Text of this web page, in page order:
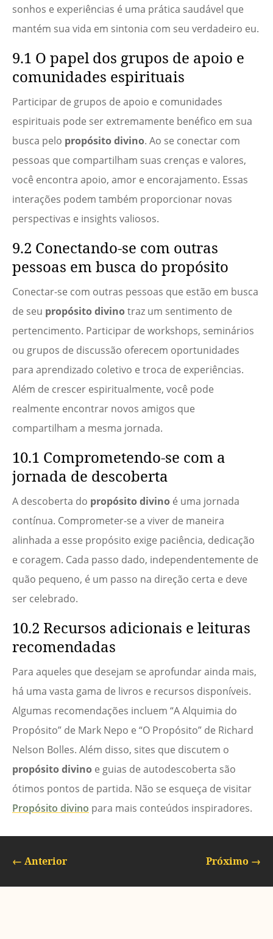
sonhos e experiências é uma prática saudável que
mantém sua vida em sintonia com seu verdadeiro eu.
9.1 O papel dos grupos de apoio e
comunidades espirituais
Participar de grupos de apoio e comunidades
espirituais pode ser extremamente benéfico em sua
busca pelo propósito divino. Ao se conectar com
pessoas que compartilham suas crenças e valores,
você encontra apoio, amor e encorajamento. Essas
interações podem também proporcionar novas
perspectivas e insights valiosos.
9.2 Conectando-se com outras
pessoas em busca do propósito
Conectar-se com outras pessoas que estão em busca
de seu propósito divinotraz um sentimento de
pertencimento. Participar de workshops, seminários
ou grupos de discussão oferecem oportunidades
para aprendizado coletivo e troca de experiências.
Além de crescer espiritualmente, você pode
realmente encontrar novos amigos que
compartilham a mesma jornada.
10.1 Comprometendo-se com a
jornada de descoberta
A descoberta do propósito divino é uma jornada
contínua. Comprometer-se a viver de maneira
alinhada a esse propósito exige paciência, dedicação
e coragem. Cada passo dado, independentemente de
quão pequeno, é um passo na direção certa e deve
ser celebrado.
10.2 Recursos adicionais e leituras
recomendadas
Para aqueles que desejam se aprofundar ainda mais,
há uma vasta gama de livros e recursos disponíveis.
Algumas recomendações incluem “A Alquimia do
Propósito” de Mark Nepo e “O Propósito” de Richard
Nelson Bolles. Além disso, sites que discutem o
propósito divino e guias de autodescoberta são
ótimos pontos de partida. Não se esqueça de visitar
Propósito divino para mais conteúdos inspiradores.
← Anterior Próximo →